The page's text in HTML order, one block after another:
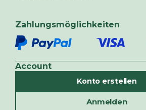
Zahlungsmöglichkeiten
Account
Konto erstellen
Anmelden